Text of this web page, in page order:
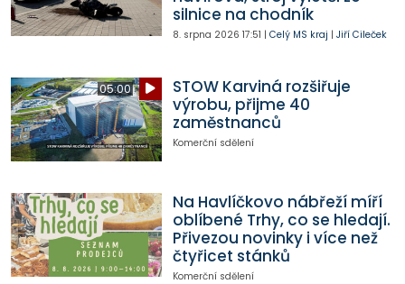
silnice na chodník
8. srpna 2026 17:51 | Celý MS kraj | Jiří Cileček
05:00
STOW Karviná rozšiřuje
výrobu, přijme 40
zaměstnanců
Komerční sdělení
Na Havlíčkovo nábřeží míří
oblíbené Trhy, co se hledají.
Přivezou novinky i více než
čtyřicet stánků
Komerční sdělení